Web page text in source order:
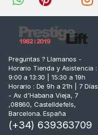
Preguntas ? Llamanos -
Horario Tienda y Asistencia :
9:00 a 13:30 | 15:30 a 19h
Horario : De 9h a 21h | 7 Días
- Av. d'Habana Vieja, 7
,08860, Castelldefels,
Barcelona. España
(+34) 639363709